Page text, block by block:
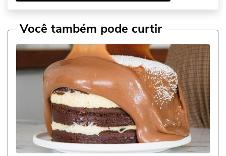
Você também pode curtir